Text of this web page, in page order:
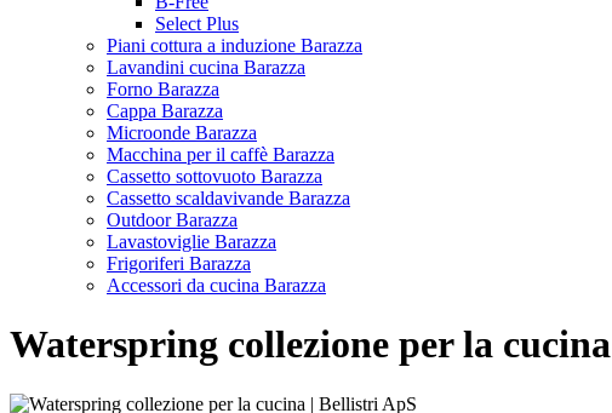
Select Plus
Piani cottura a induzione Barazza
Lavandini cucina Barazza
Forno Barazza
Cappa Barazza
Microonde Barazza
Macchina per il caffè Barazza
Cassetto sottovuoto Barazza
Cassetto scaldavivande Barazza
Outdoor Barazza
Lavastoviglie Barazza
Frigoriferi Barazza
Accessori da cucina Barazza
Waterspring collezione per la cucina